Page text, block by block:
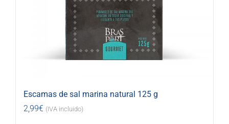
Escamas de sal marina natural 125 g
2,99€ (IVA incluido)